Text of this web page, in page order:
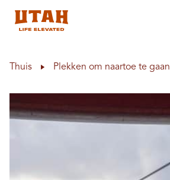
Thuis Plekken om naartoe te gaan